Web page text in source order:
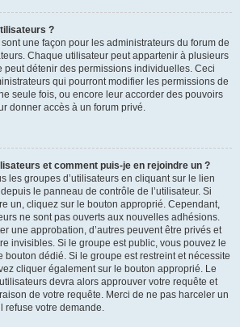
?
une façon pour les administrateurs du forum de
Chaque utilisateur peut appartenir à plusieurs
peut détenir des permissions individuelles. Ceci
qui pourront modifier les permissions de
seule fois, ou encore leur accorder des pouvoirs
donner accès à un forum privé.
et comment puis-je en rejoindre un ?
les groupes d’utilisateurs en cliquant sur le lien
le panneau de contrôle de l’utilisateur. Si
un, cliquez sur le bouton approprié. Cependant,
ne sont pas ouverts aux nouvelles adhésions.
une approbation, d’autres peuvent être privés et
invisibles. Si le groupe est public, vous pouvez le
bouton dédié. Si le groupe est restreint et nécessite
cliquer également sur le bouton approprié. Le
devra alors approuver votre requête et
de votre requête. Merci de ne pas harceler un
refuse votre demande.